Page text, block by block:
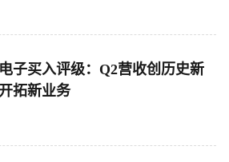
子买入评级：Q2营收创历史新
拓新业务